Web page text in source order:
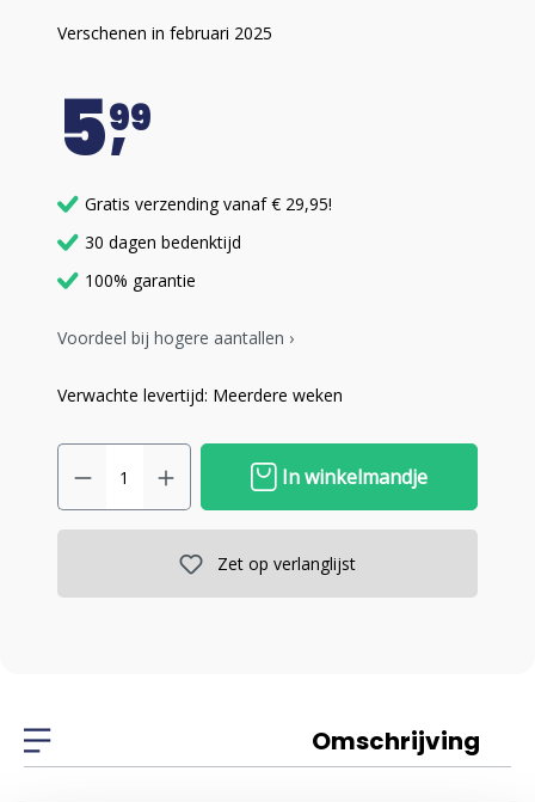
Verschenen in februari 2025
599
Gratis verzending vanaf € 29,95!
30 dagen bedenktijd
100% garantie
Voordeel bij hogere aantallen ›
Verwachte levertijd: Meerdere weken
In winkelmandje
Zet op verlanglijst
Omschrijving